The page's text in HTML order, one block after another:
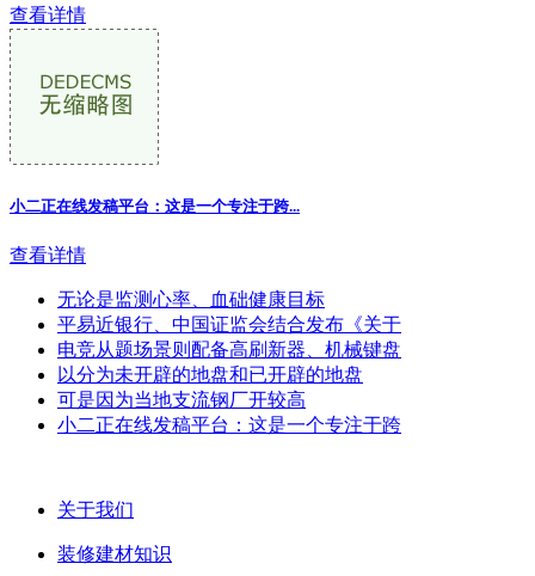
查看详情
小二正在线发稿平台：这是一个专注于跨...
查看详情
无论是监测心率、血础健康目标
平易近银行、中国证监会结合发布《关于
电竞从题场景则配备高刷新器、机械键盘
以分为未开辟的地盘和已开辟的地盘
可是因为当地支流钢厂开较高
小二正在线发稿平台：这是一个专注于跨
关于我们
装修建材知识